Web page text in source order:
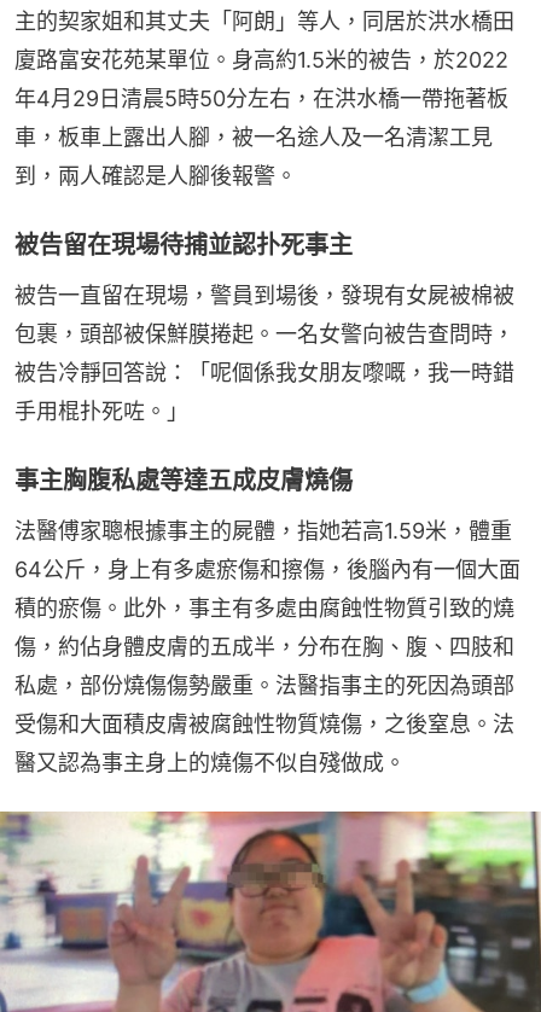
主的契家姐和其丈夫「阿朗」等人，同居於洪水橋田
廈路富安花苑某單位。身高約1.5米的被告，於2022
年4月29日清晨5時50分左右，在洪水橋一帶拖著板
車，板車上露出人腳，被一名途人及一名清潔工見
到，兩人確認是人腳後報警。
被告留在現場待捕並認扑死事主
被告一直留在現場，警員到場後，發現有女屍被棉被
包裹，頭部被保鮮膜捲起。一名女警向被告查問時，
被告冷靜回答說：「呢個係我女朋友嚟嘅，我一時錯
手用棍扑死咗。」
事主胸腹私處等達五成皮膚燒傷
法醫傅家聰根據事主的屍體，指她若高1.59米，體重
64公斤，身上有多處瘀傷和擦傷，後腦內有一個大面
積的瘀傷。此外，事主有多處由腐蝕性物質引致的燒
傷，約佔身體皮膚的五成半，分布在胸、腹、四肢和
私處，部份燒傷傷勢嚴重。法醫指事主的死因為頭部
受傷和大面積皮膚被腐蝕性物質燒傷，之後窒息。法
醫又認為事主身上的燒傷不似自殘做成。